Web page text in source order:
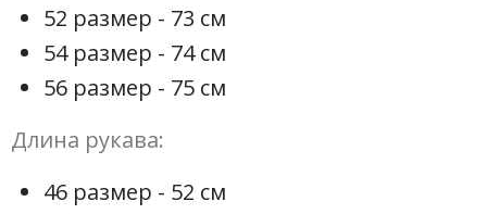
52 размер - 73 см
54 размер - 74 см
56 размер - 75 см
Длина рукава:
46 размер - 52 см